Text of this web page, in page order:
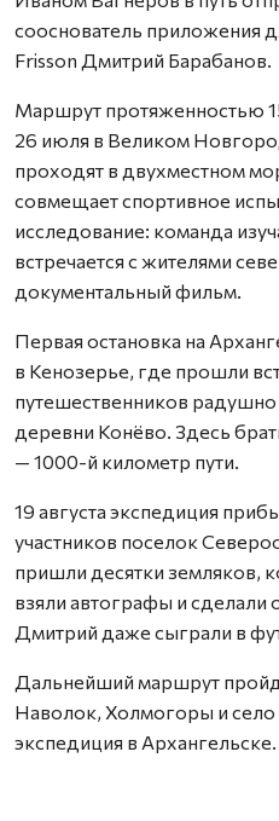
сооснователь приложения
Frisson Дмитрий Барабанов.
Маршрут протяженностью
26 июля в Великом
проходят в двухместном
совмещает спортивное
исследование: команда
встречается с жителями
документальный фильм.
Первая остановка на
в Кенозерье, где прошли
путешественников радушно
деревни Конёво. Здесь
— 1000-й километр пути.
19 августа экспедиция
участников поселок
пришли десятки земляков,
взяли автографы и
Дмитрий даже сыграли в
Дальнейший маршрут
Наволок, Холмогоры и
экспедиция в Архангельске.